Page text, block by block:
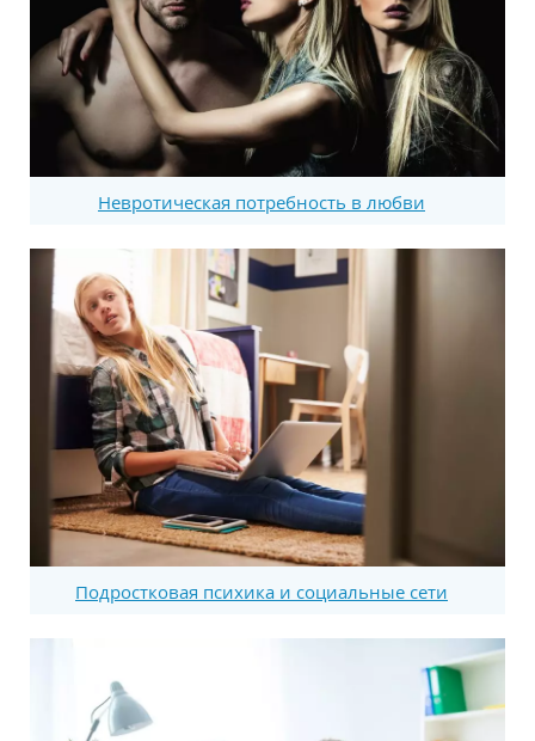
Невротическая потребность в любви
Подростковая психика и социальные сети